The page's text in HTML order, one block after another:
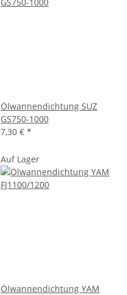
Ölwannendichtung SUZ
GS750-1000
7,30 € *
Auf Lager
Ölwannendichtung YAM